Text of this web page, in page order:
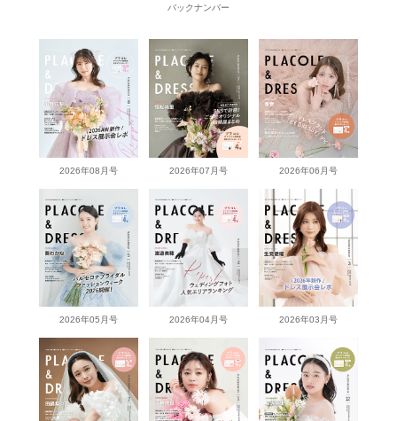
バックナンバー
2026年08月号 2026年07月号 2026年06月号
2026年05月号 2026年04月号 2026年03月号